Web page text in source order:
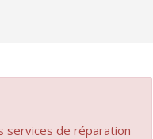
services de réparation